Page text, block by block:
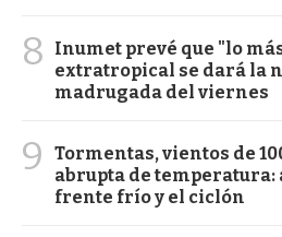
8
Inumet prevé que "lo
extratropical se dará la
madrugada del viernes
9
Tormentas, vientos de
abrupta de temperatura:
frente frío y el ciclón